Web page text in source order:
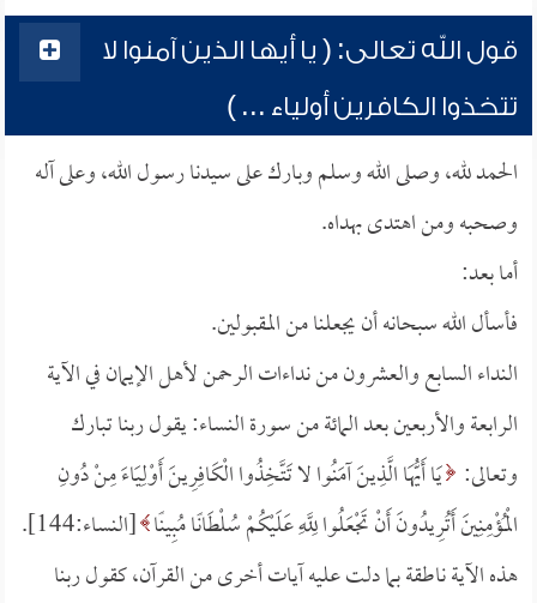
قول الله تعالى: ( يا أيها الذين آمنوا لا
تتخذوا الكافرين أولياء ... )
الحمد لله، وصلى الله وسلم وبارك على سيدنا رسول الله، وعلى آله
وصحبه ومن اهتدى بهداه.
أما بعد:
فأسأل الله سبحانه أن يجعلنا من المقبولين.
النداء السابع والعشرون من نداءات الرحمن لأهل الإيمان في الآية
الرابعة والأربعين بعد المائة من سورة النساء: يقول ربنا تبارك
وتعالى: يَا أَيُّهَا الَّذِينَ آمَنُوا لا تَتَّخِذُوا الْكَافِرِينَ أَوْلِيَاءَ مِنْ دُونِ
الْمُؤْمِنِينَ أَتُرِيدُونَ أَنْ تَجْعَلُوا لِلَّهِ عَلَيْكُمْ سُلْطَانًا مُبِينًا [النساء:144].
هذه الآية ناطقة بما دلت عليه آيات أخرى من القرآن، كقول ربنا